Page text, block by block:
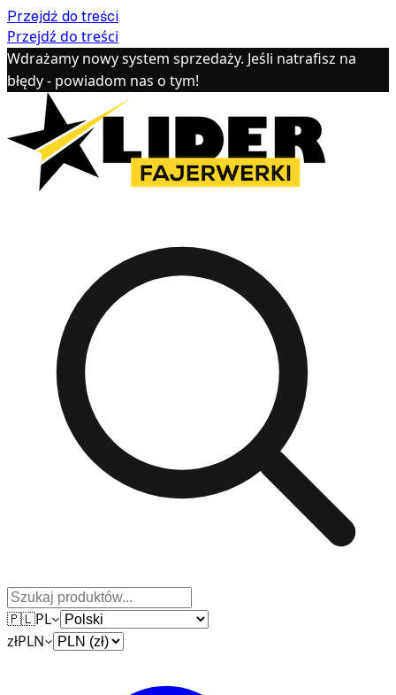
Przejdź do treści
Przejdź do treści
Wdrażamy nowy system sprzedaży. Jeśli natrafisz na
błędy - powiadom nas o tym!
🇵🇱PL
złPLN